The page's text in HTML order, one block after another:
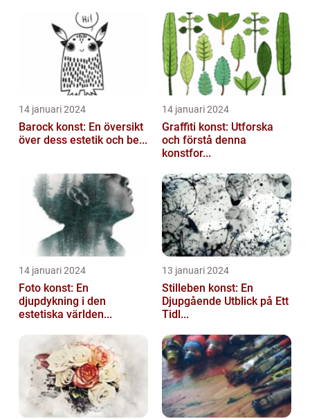
14 januari 2024
Barock konst: En översikt
över dess estetik och be...
14 januari 2024
Graffiti konst: Utforska
och förstå denna
konstfor...
14 januari 2024
Foto konst: En
djupdykning i den
estetiska världen...
13 januari 2024
Stilleben konst: En
Djupgående Utblick på Ett
Tidl...